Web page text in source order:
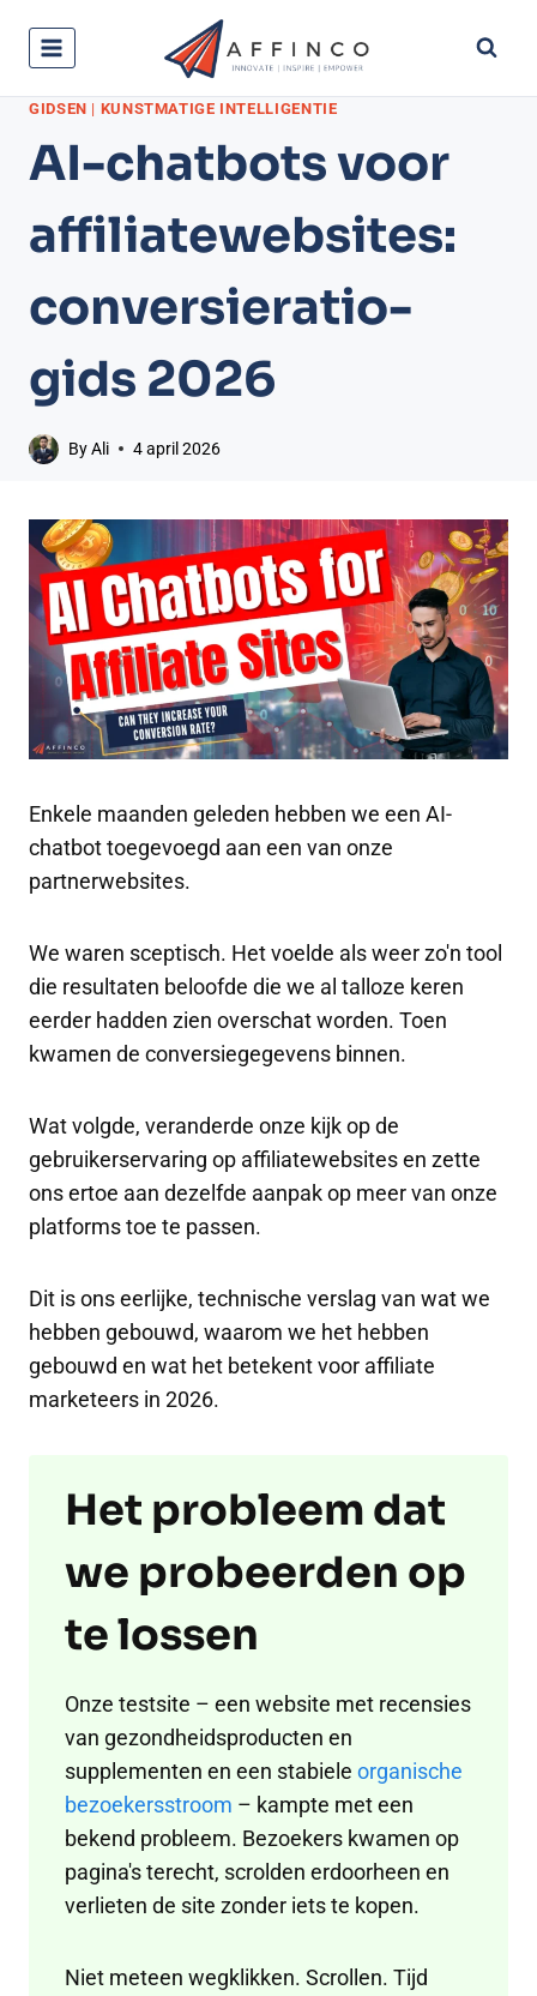
naar
inhoud
GIDSEN | KUNSTMATIGE INTELLIGENTIE
AI-chatbots voor
affiliatewebsites:
conversieratio-
gids 2026
ByAli 4 april 2026
Enkele maanden geleden hebben we een AI-
chatbot toegevoegd aan een van onze
partnerwebsites.
We waren sceptisch. Het voelde als weer zo'n tool
die resultaten beloofde die we al talloze keren
eerder hadden zien overschat worden. Toen
kwamen de conversiegegevens binnen.
Wat volgde, veranderde onze kijk op de
gebruikerservaring op affiliatewebsites en zette
ons ertoe aan dezelfde aanpak op meer van onze
platforms toe te passen.
Dit is ons eerlijke, technische verslag van wat we
hebben gebouwd, waarom we het hebben
gebouwd en wat het betekent voor affiliate
marketeers in 2026.
Het probleem dat
we probeerden op
te lossen
Onze testsite – een website met recensies
van gezondheidsproducten en
supplementen en een stabiele organische
bezoekersstroom – kampte met een
bekend probleem. Bezoekers kwamen op
pagina's terecht, scrolden erdoorheen en
verlieten de site zonder iets te kopen.
Niet meteen wegklikken. Scrollen. Tijd